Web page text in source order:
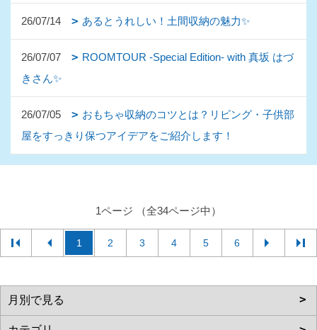
26/07/14 あるとうれしい！土間収納の魅力✨
26/07/07
ROOMTOUR -Special Edition- with 真坂 はづ
きさん✨
26/07/05
おもちゃ収納のコツとは？リビング・子供部
屋をすっきり保つアイデアをご紹介します！
1ページ （全34ページ中）
1 2 3 4 5 6